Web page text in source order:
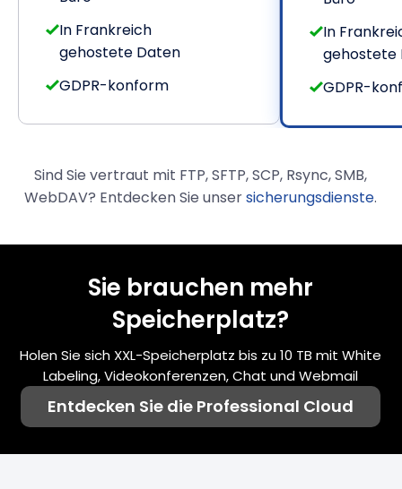
In Frankreich
gehostete Daten
GDPR-konform
In
gehostete
GDPR-
Sind Sie vertraut mit FTP, SFTP, SCP, Rsync, SMB,
WebDAV? Entdecken Sie unsersicherungsdienste.
Sie brauchen mehr
Speicherplatz?
Holen Sie sich XXL-Speicherplatz bis zu 10 TB mit White
Labeling, Videokonferenzen, Chat und Webmail
Entdecken Sie die Professional Cloud